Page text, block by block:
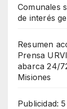
Comunales
de interés
Resumen
Prensa
abarca 24/
Misiones
Publicidad: